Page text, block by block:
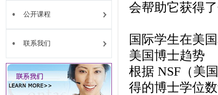
公开课程
联系我们
会帮助它获得
国际学生在美
美国博士趋势
根据 NSF（美
得的博士学位